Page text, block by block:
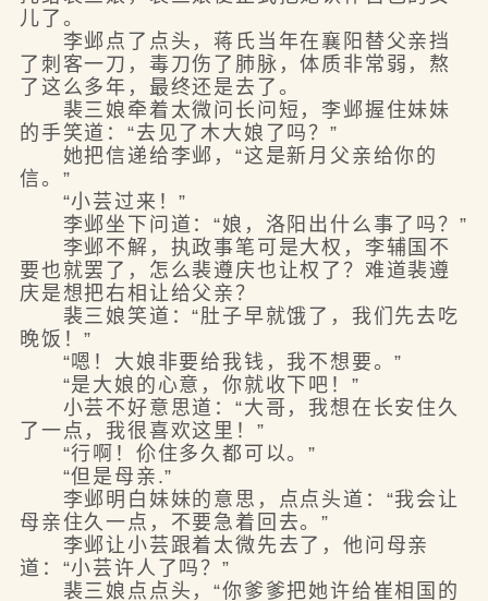
儿了。
李邺点了点头，蒋氏当年在襄阳替父亲挡
了刺客一刀，毒刀伤了肺脉，体质非常弱，熬
了这么多年，最终还是去了。
裴三娘牵着太微问长问短，李邺握住妹妹
的手笑道：“去见了木大娘了吗？”
她把信递给李邺，“这是新月父亲给你的
信。”
“小芸过来！”
李邺坐下问道：“娘，洛阳出什么事了吗？”
李邺不解，执政事笔可是大权，李辅国不
要也就罢了，怎么裴遵庆也让权了？难道裴遵
庆是想把右相让给父亲？
裴三娘笑道：“肚子早就饿了，我们先去吃
晚饭！”
“嗯！大娘非要给我钱，我不想要。”
“是大娘的心意，你就收下吧！”
小芸不好意思道：“大哥，我想在长安住久
了一点，我很喜欢这里！”
“行啊！伱住多久都可以。”
“但是母亲.”
李邺明白妹妹的意思，点点头道：“我会让
母亲住久一点，不要急着回去。”
李邺让小芸跟着太微先去了，他问母亲
道：“小芸许人了吗？”
裴三娘点点头，“你爹爹把她许给崔相国的